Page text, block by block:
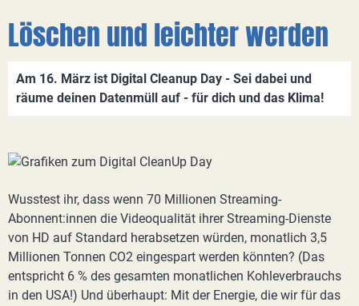
Löschen und leichter werden
Am 16. März ist Digital Cleanup Day - Sei dabei und
räume deinen Datenmüll auf - für dich und das Klima!
Wusstest ihr, dass wenn 70 Millionen Streaming-
Abonnent:innen die Videoqualität ihrer Streaming-Dienste
von HD auf Standard herabsetzen würden, monatlich 3,5
Millionen Tonnen CO2 eingespart werden könnten? (Das
entspricht 6 % des gesamten monatlichen Kohleverbrauchs
in den USA!) Und überhaupt: Mit der Energie, die wir für das